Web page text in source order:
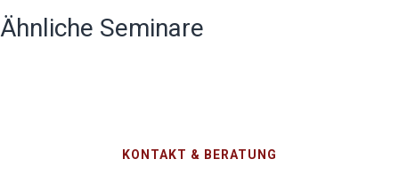
Ähnliche Seminare
KONTAKT & BERATUNG